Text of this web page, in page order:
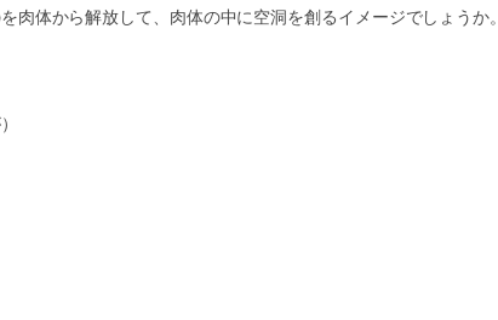
肉体から解放して、肉体の中に空洞を創るイメージでしょうか。